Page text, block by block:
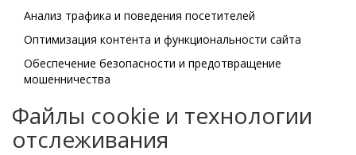
Анализ трафика и поведения посетителей
Оптимизация контента и функциональности сайта
Обеспечение безопасности и предотвращение
мошенничества
Файлы cookie и технологии
отслеживания